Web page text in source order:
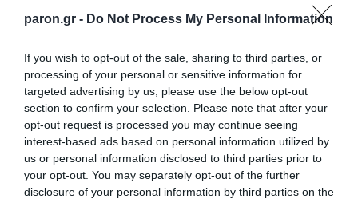
paron.gr - Do Not Process My Personal Information
If you wish to opt-out of the sale, sharing to third parties, or
processing of your personal or sensitive information for
targeted advertising by us, please use the below opt-out
section to confirm your selection. Please note that after your
opt-out request is processed you may continue seeing
interest-based ads based on personal information utilized by
us or personal information disclosed to third parties prior to
your opt-out. You may separately opt-out of the further
disclosure of your personal information by third parties on the
αναγκαιότητα για την
Ελλάδα του 2030
Μουσικός νανουρίζει λιοντάρια παίζοντας το
«November rain» (βίντεο)